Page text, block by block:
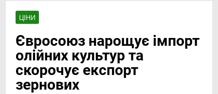
ЦІНИ
Євросоюз нарощує імпорт
олійних культур та
скорочує експорт
зернових